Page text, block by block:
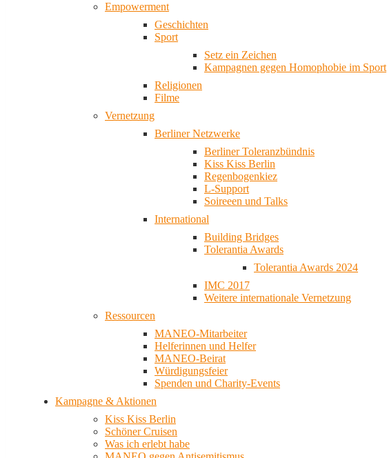
Empowerment
Geschichten
Sport
Setz ein Zeichen
Kampagnen gegen Homophobie im Sport
Religionen
Filme
Vernetzung
Berliner Netzwerke
Berliner Toleranzbündnis
Kiss Kiss Berlin
Regenbogenkiez
L-Support
Soireeen und Talks
International
Building Bridges
Tolerantia Awards
Tolerantia Awards 2024
IMC 2017
Weitere internationale Vernetzung
Ressourcen
MANEO-Mitarbeiter
Helferinnen und Helfer
MANEO-Beirat
Würdigungsfeier
Spenden und Charity-Events
Kampagne & Aktionen
Kiss Kiss Berlin
Schöner Cruisen
Was ich erlebt habe